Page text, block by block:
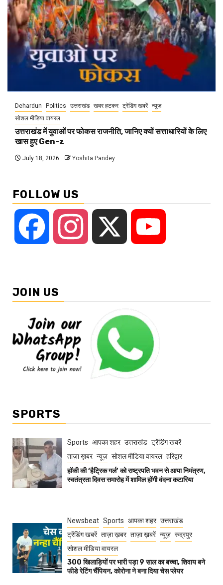
Dehardun Politics उत्तराखंड खबर हटकर ट्रेंडिंग खबरें न्यूज़
सोशल मीडिया वायरल
उत्तराखंड में युवाओं पर फोकस राजनीति, जानिए क्यों सत्ताधारियों के लिए
खास हुए Gen-z
July 18, 2026 Yoshita Pandey
FOLLOW US
Facebook Instagram
JOIN US
SPORTS
Sports आपका शहर उत्तराखंड ट्रेंडिंग खबरें
ताज़ा ख़बर न्यूज़ सोशल मीडिया वायरल हरिद्वार
हॉकी की ‘हैट्रिक गर्ल’ को राष्ट्रपति भवन से आया निमंत्रण,
स्वतंत्रता दिवस समारोह में शामिल होंगी वंदना कटारिया
Newsbeat Sports आपका शहर उत्तराखंड
ट्रेंडिंग खबरें ताज़ा ख़बर ताज़ा ख़बरें न्यूज़ रुद्रपुर
सोशल मीडिया वायरल
300 खिलाड़ियों पर भारी पड़ा 9 साल का बच्चा, शिवाय बने
फीडे रेटिंग चैंपियन, कोरोना ने बना दिया चेस प्लेयर